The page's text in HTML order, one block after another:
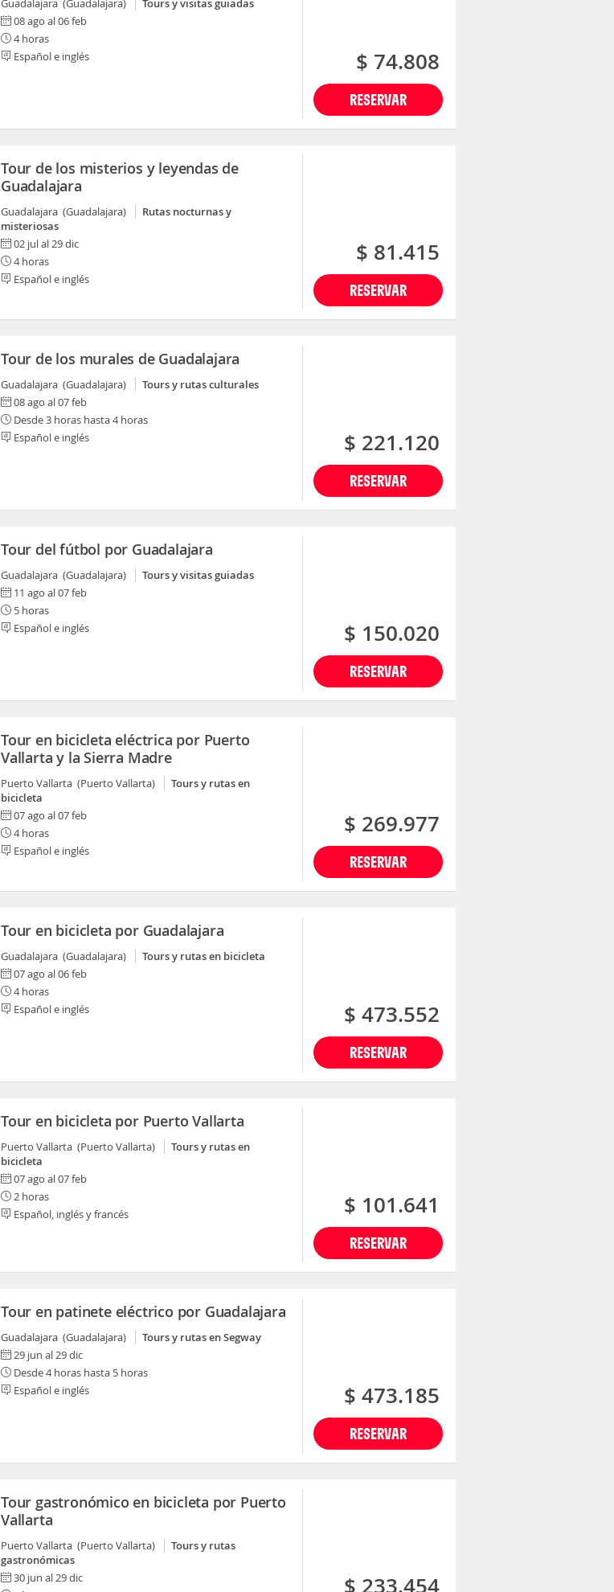
Guadalajara (Guadalajara)
Tours y visitas guiadas
08 ago al 06 feb
4 horas
Español e inglés
RESERVAR
$ 74.808
Tour de los misterios y leyendas de
Guadalajara
Guadalajara (Guadalajara)
Rutas nocturnas y
misteriosas
02 jul al 29 dic
4 horas
Español e inglés
RESERVAR
$ 81.415
Tour de los murales de Guadalajara
Guadalajara (Guadalajara)
Tours y rutas culturales
08 ago al 07 feb
Desde 3 horas hasta 4 horas
Español e inglés
RESERVAR
$ 221.120
Tour del fútbol por Guadalajara
Guadalajara (Guadalajara)
Tours y visitas guiadas
11 ago al 07 feb
5 horas
Español e inglés
RESERVAR
$ 150.020
Tour en bicicleta eléctrica por Puerto
Vallarta y la Sierra Madre
Puerto Vallarta (Puerto Vallarta)
Tours y rutas en
bicicleta
07 ago al 07 feb
4 horas
Español e inglés
RESERVAR
$ 269.977
Tour en bicicleta por Guadalajara
Guadalajara (Guadalajara)
Tours y rutas en bicicleta
07 ago al 06 feb
4 horas
Español e inglés
RESERVAR
$ 473.552
Tour en bicicleta por Puerto Vallarta
Puerto Vallarta (Puerto Vallarta)
Tours y rutas en
bicicleta
07 ago al 07 feb
2 horas
Español, inglés y francés
RESERVAR
$ 101.641
Tour en patinete eléctrico por Guadalajara
Guadalajara (Guadalajara)
Tours y rutas en Segway
29 jun al 29 dic
Desde 4 horas hasta 5 horas
Español e inglés
RESERVAR
$ 473.185
Tour gastronómico en bicicleta por Puerto
Vallarta
Puerto Vallarta (Puerto Vallarta)
Tours y rutas
gastronómicas
30 jun al 29 dic
$ 233.454